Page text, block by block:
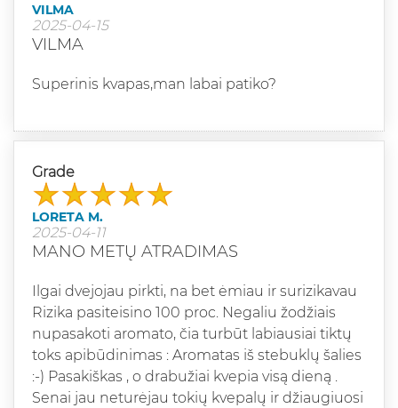
VILMA
2025-04-15
VILMA
Superinis kvapas,man labai patiko?
Grade
LORETA M.
2025-04-11
MANO METŲ ATRADIMAS
Ilgai dvejojau pirkti, na bet ėmiau ir surizikavau
Rizika pasiteisino 100 proc. Negaliu žodžiais
nupasakoti aromato, čia turbūt labiausiai tiktų
toks apibūdinimas : Aromatas iš stebuklų šalies
:-) Pasakiškas , o drabužiai kvepia visą dieną .
Senai jau neturėjau tokių kvepalų ir džiaugiuosi